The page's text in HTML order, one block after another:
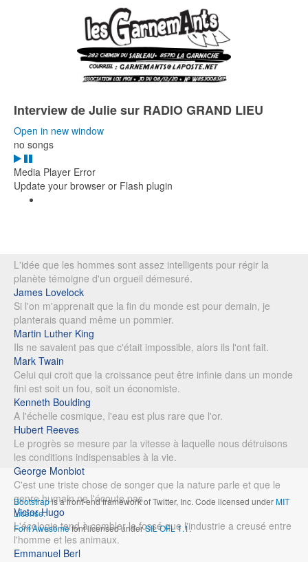
Interview de Julie sur RADIO GRAND LIEU
Open in new window
no songs
Media Player Error
Update your browser or Flash plugin
L'idée que les hommes sont assez intelligents pour régir la
planète témoigne d'un orgueil démesuré.
James Lovelock
Si l'on m'apprenait que la fin du monde est pour demain, je
planterais quand même un pommier.
Martin Luther King
Ils ne savaient pas que c'était impossible, alors ils l'ont fait.
Mark Twain
Celui qui croit que la croissance peut être infinie dans un monde
fini est soit un fou, soit un économiste.
Kenneth Boulding
A l'échelle cosmique, l'eau est plus rare que l'or.
Hubert Reeves
Le progrès se mesure par la vitesse à laquelle nous détruisons
les conditions indispensables à la vie.
George Monbiot
C'est une triste chose de songer que la nature parle et que le
genre humain ne l'écoute pas.
Victor Hugo
L'écologie tend à combler le fossé que l'industrie a creusé entre
l'homme et les animaux.
Emmanuel Berl
Bootstrapis a front-end framework of Twitter, Inc. Code licensed underMIT
License.
Font Awesomefont licensed underSIL OFL 1.1.